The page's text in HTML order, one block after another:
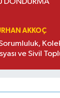
DONDURMA
AKKOÇ
ve Sivil